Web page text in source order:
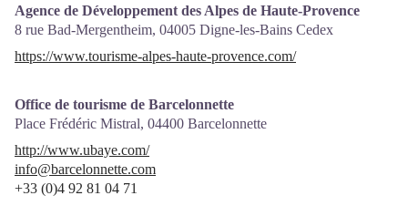
Agence de Développement des Alpes de Haute-Provence
8 rue Bad-Mergentheim, 04005 Digne-les-Bains Cedex
https://www.tourisme-alpes-haute-provence.com/
Office de tourisme de Barcelonnette
Place Frédéric Mistral, 04400 Barcelonnette
http://www.ubaye.com/
info@barcelonnette.com
+33 (0)4 92 81 04 71